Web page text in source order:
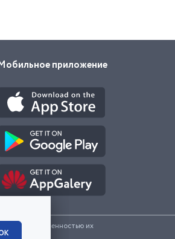
приложение
собственностью их